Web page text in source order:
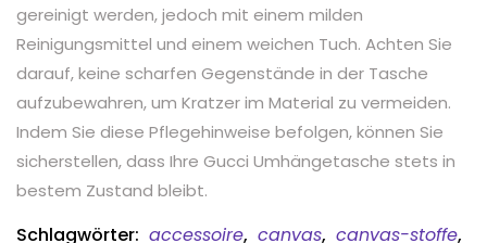
gereinigt werden, jedoch mit einem milden
Reinigungsmittel und einem weichen Tuch. Achten Sie
darauf, keine scharfen Gegenstände in der Tasche
aufzubewahren, um Kratzer im Material zu vermeiden.
Indem Sie diese Pflegehinweise befolgen, können Sie
sicherstellen, dass Ihre Gucci Umhängetasche stets in
bestem Zustand bleibt.
Schlagwörter: accessoire, canvas, canvas-stoffe,